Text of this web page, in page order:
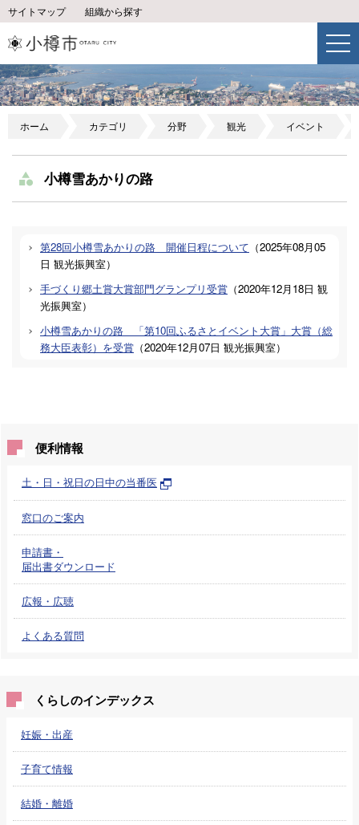
サイトマップ 組織から探す
ホーム カテゴリ 分野 観光 イベント
小樽雪あかりの路
第28回小樽雪あかりの路 開催日程について （2025年08月05
日 観光振興室）
手づくり郷土賞大賞部門グランプリ受賞 （2020年12月18日 観
光振興室）
小樽雪あかりの路 「第10回ふるさとイベント大賞」大賞（総
務大臣表彰）を受賞 （2020年12月07日 観光振興室）
便利情報
土・日・祝日の日中の当番医
窓口のご案内
申請書・
届出書ダウンロード
広報・広聴
よくある質問
くらしのインデックス
妊娠・出産
子育て情報
結婚・離婚